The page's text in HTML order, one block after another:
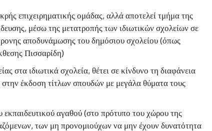
επιχειρηματικής ομάδας, αλλά αποτελεί τμήμα της
μέσω της μετατροπής των ιδιωτικών σχολείων σε
αποδυνάμωσης του δημόσιου σχολείου (όπως
Πισσαρίδη)
στα ιδιωτικά σχολεία, θέτει σε κίνδυνο τη διαφάνεια
έκδοση τίτλων σπουδών με μεγάλα θύματα τους
αγαθού (στο πρότυπο του χώρου της
των μη προνομιούχων να μην έχουν δυνατότητα